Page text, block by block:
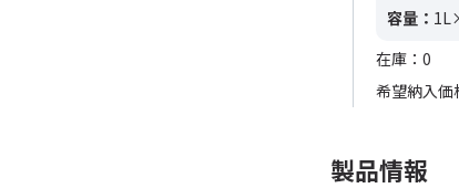
容量：
在庫：0
希望納入価
製品情報